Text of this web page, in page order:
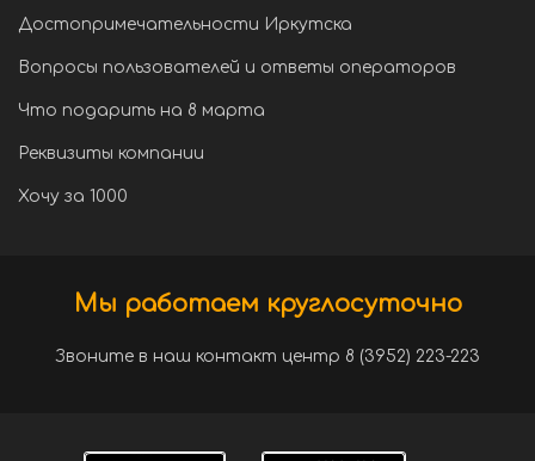
Достопримечательности Иркутска
Вопросы пользователей и ответы операторов
Что подарить на 8 марта
Реквизиты компании
Хочу за 1000
Мы работаем круглосуточно
Звоните в наш контакт центр 8 (3952) 223-223